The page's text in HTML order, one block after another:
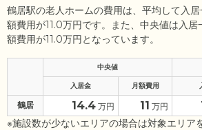
鶴居駅の老人ホームの費用は、平均して入
額費用が11.0万円です。また、中央値は入居
額費用が11.0万円となっています。
中央値
入居金 月額費用
鶴居 14.4 万円 11 万円
※施設数が少ないエリアの場合は対象エリア